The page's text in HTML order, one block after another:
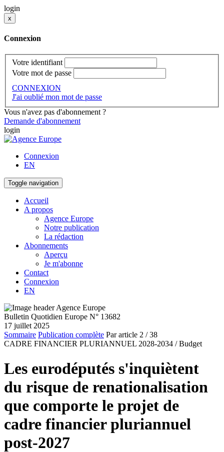
login
x
Connexion
Votre identifiant
Votre mot de passe
CONNEXION
J'ai oublié mon mot de passe
Vous n'avez pas d'abonnement ?
Demande d'abonnement
login
Connexion
EN
Toggle navigation
Accueil
A propos
Agence Europe
Notre publication
La rédaction
Abonnements
Aperçu
Je m'abonne
Contact
Connexion
EN
Bulletin Quotidien Europe N° 13682
17 juillet 2025
Sommaire Publication complète Par article 2 / 38
CADRE FINANCIER PLURIANNUEL 2028-2034 / Budget
Les eurodéputés s'inquiètent
du risque de renationalisation
que comporte le projet de
cadre financier pluriannuel
post-2027